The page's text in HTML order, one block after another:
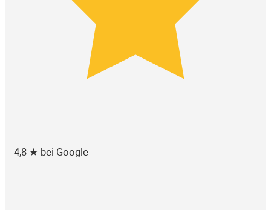
4,8 ★ bei Google